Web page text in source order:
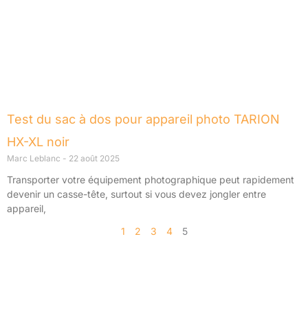
Test du sac à dos pour appareil photo TARION
HX-XL noir
Marc Leblanc 22 août 2025
Transporter votre équipement photographique peut rapidement
devenir un casse-tête, surtout si vous devez jongler entre
appareil,
1
2 3 4 5